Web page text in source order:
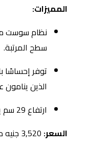
المميزات:
نظام سوست
سطح المرتبة.
توفر إحساسًا
الذين
ارتفاع 29 سم يوفر راحة استثنائية وعزل جيد للحركة.
السعر: